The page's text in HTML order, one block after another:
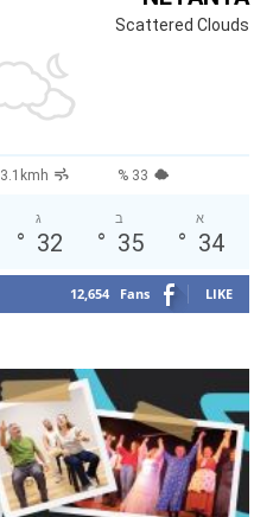
Scattered Clouds
3.1kmh 33 %
א
34
°
ב
35
°
ג
32
°
12,654 Fans LIKE